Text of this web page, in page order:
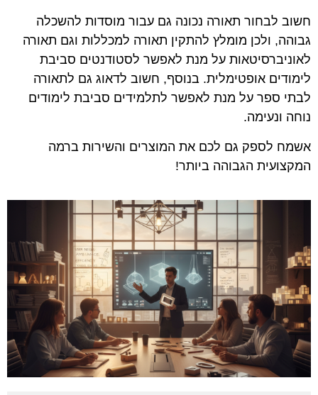
חשוב לבחור תאורה נכונה גם עבור מוסדות להשכלה
גבוהה, ולכן מומלץ להתקין תאורה למכללות וגם תאורה
לאוניברסיטאות על מנת לאפשר לסטודנטים סביבת
לימודים אופטימלית. בנוסף, חשוב לדאוג גם לתאורה
לבתי ספר על מנת לאפשר לתלמידים סביבת לימודים
נוחה ונעימה.
אשמח לספק גם לכם את המוצרים והשירות ברמה
המקצועית הגבוהה ביותר!